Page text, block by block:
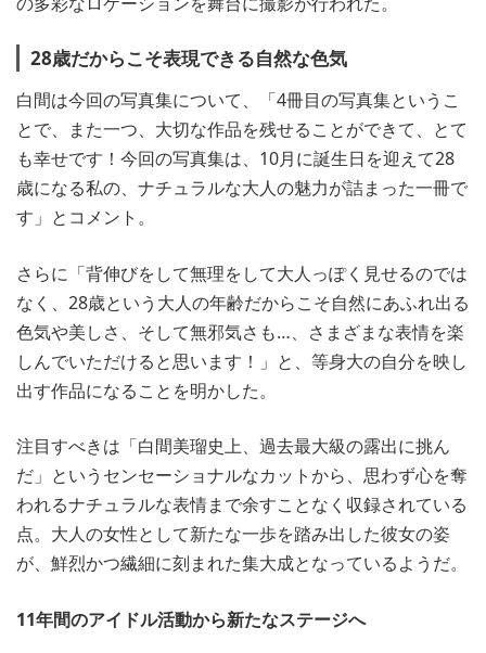
28歳だからこそ表現できる自然な色気
白間は今回の写真集について、「4冊目の写真集というこ
とで、また一つ、大切な作品を残せることができて、とて
も幸せです！今回の写真集は、10月に誕生日を迎えて28
歳になる私の、ナチュラルな大人の魅力が詰まった一冊で
す」とコメント。
さらに「背伸びをして無理をして大人っぽく見せるのでは
なく、28歳という大人の年齢だからこそ自然にあふれ出る
色気や美しさ、そして無邪気さも…、さまざまな表情を楽
しんでいただけると思います！」と、等身大の自分を映し
出す作品になることを明かした。
注目すべきは「白間美瑠史上、過去最大級の露出に挑ん
だ」というセンセーショナルなカットから、思わず心を奪
われるナチュラルな表情まで余すことなく収録されている
点。大人の女性として新たな一歩を踏み出した彼女の姿
が、鮮烈かつ繊細に刻まれた集大成となっているようだ。
11年間のアイドル活動から新たなステージへ